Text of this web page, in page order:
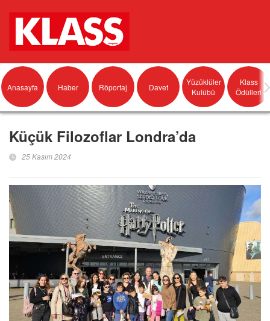
Anasayfa Haber Röportaj Davet
Yüzüklüler
Kulübü
Klass
Ödülleri
Küçük Filozoflar Londra’da
25 Kasım 2024